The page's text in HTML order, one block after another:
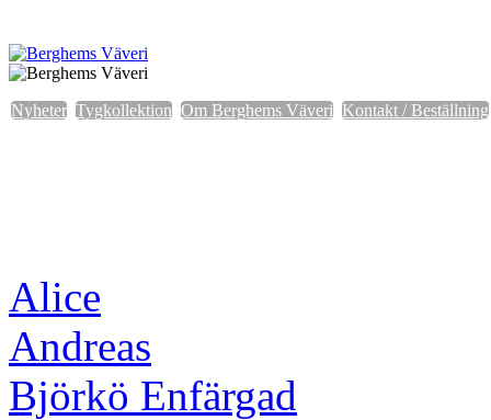
Nyheter Tygkollektion Om Berghems Väveri Kontakt / Beställning
Alice
Andreas
Björkö Enfärgad